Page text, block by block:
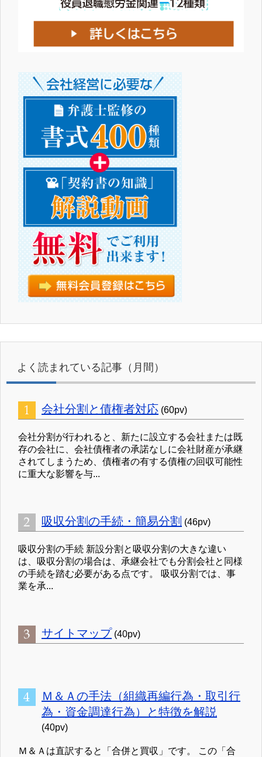
よく読まれている記事（月間）
会社分割と債権者対応 (60pv)
会社分割が行われると、新たに設立する会社または既
存の会社に、会社債権者の承諾なしに会社財産が承継
されてしまうため、債権者の有する債権の回収可能性
に重大な影響を与...
吸収分割の手続・簡易分割 (46pv)
吸収分割の手続 新設分割と吸収分割の大きな違い
は、吸収分割の場合は、承継会社でも分割会社と同様
の手続を踏む必要がある点です。 吸収分割では、事
業を承...
サイトマップ (40pv)
Ｍ＆Ａの手法（組織再編行為・取引行
為・資金調達行為）と特徴を解説
(40pv)
Ｍ＆Ａは直訳すると「合併と買収」です。 この「合